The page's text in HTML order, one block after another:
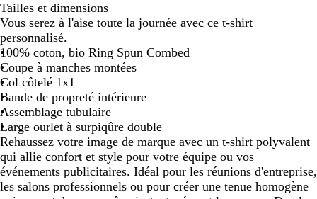
Tailles et dimensions
Vous serez à l'aise toute la journée avec ce t-shirt
personnalisé.
100% coton, bio Ring Spun Combed
Coupe à manches montées
Col côtelé 1x1
Bande de propreté intérieure
Assemblage tubulaire
Large ourlet à surpiqûre double
Rehaussez votre image de marque avec un t-shirt polyvalent
qui allie confort et style pour votre équipe ou vos
événements publicitaires. Idéal pour les réunions d'entreprise,
les salons professionnels ou pour créer une tenue homogène